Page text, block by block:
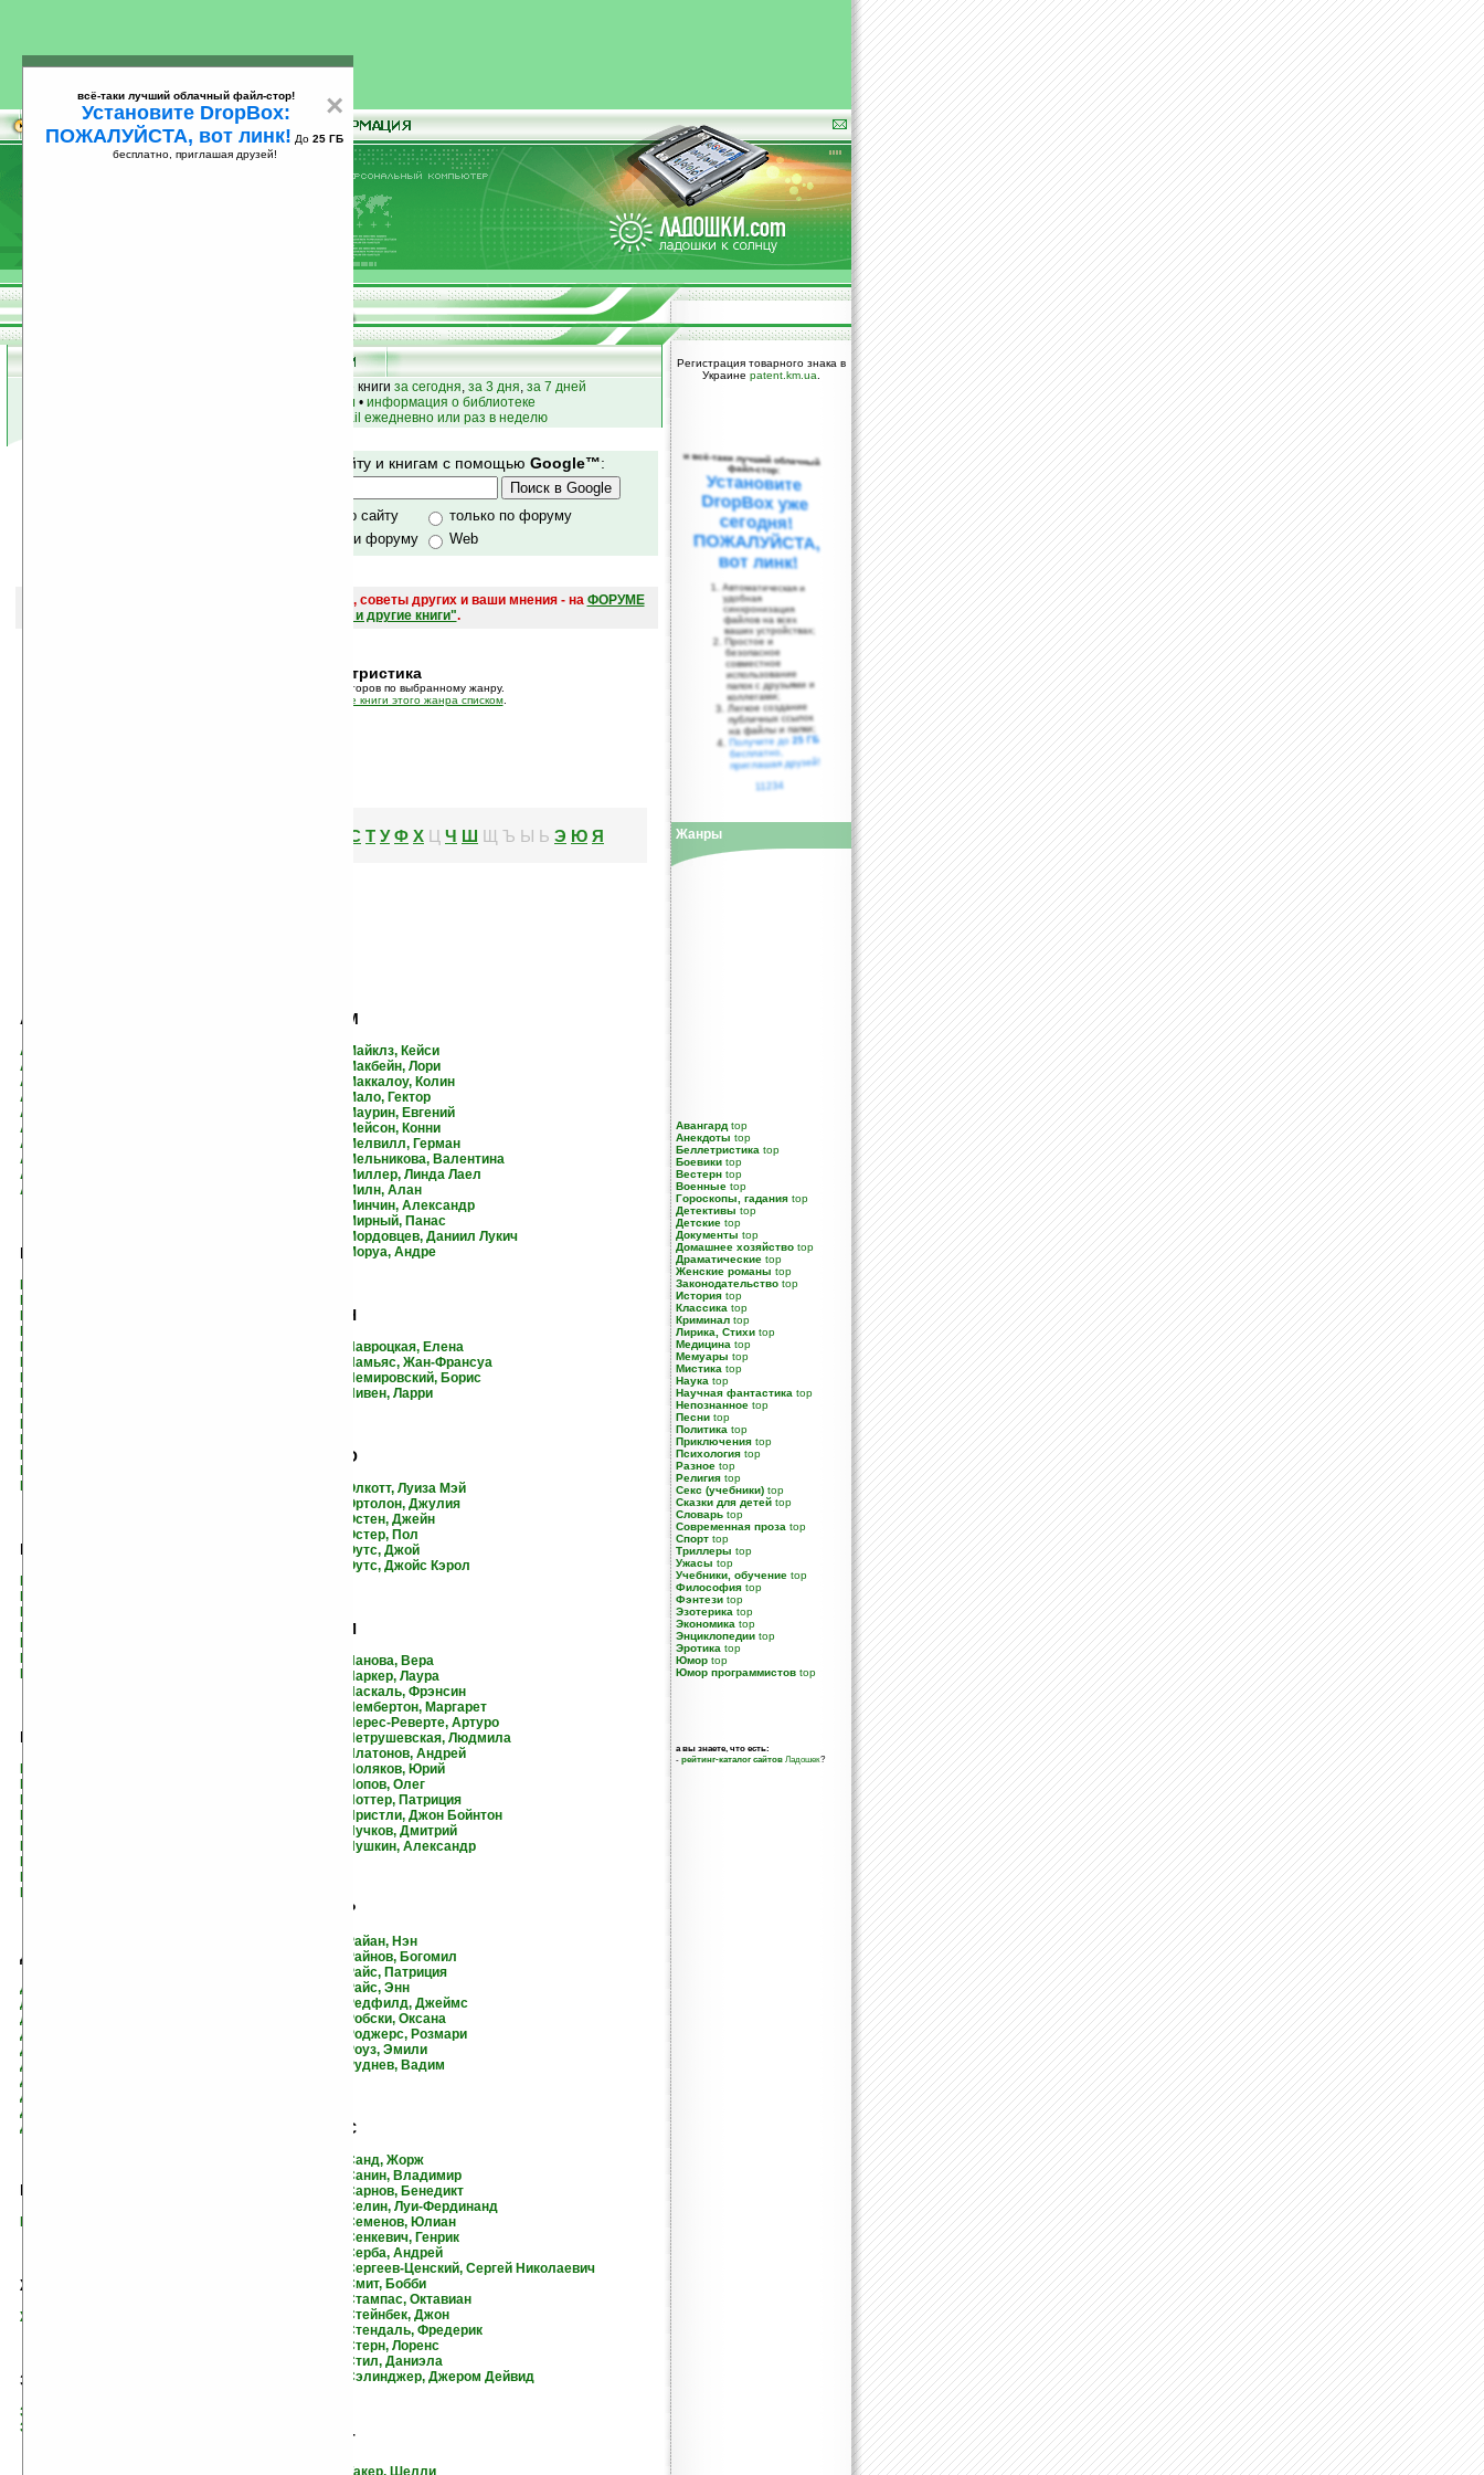
25
• новые книги за сегодня, за 3 дня, за 7 дней
книги по авторам • информация о библиотеке
на email ежедневно или раз в неделю
Поиск по сайту и книгам с помощью Google™:
только по сайту
только по форуму
по сайту и форуму
Web
и обсуждение книг, новых, старых, лучших, советы других и ваши мнения - на ФОРУМЕ
САЙТА "Книги, книги, и другие книги".
Беллетристика
В этом режиме показан список авторов по выбранному жанру.
все книги этого жанра списком.
СТУФХ Ц Ч Ш Щ Ъ Ы Ь Э ЮЯ
А
Абрамов, Федор
Аджи, Мурад
Адэр, Гилберт
Акройд, Питер
Акутагава, Рюноскэ
Алдан-Семенов, Андрей
Аленник, Энна
Амаду, Жоржи
Арсеньева, Елена
Арцыбашев, Михаил
Б
В
Г
Д
Даль, Роальд
де Бальзак, Оноре
де Лакло, Шодерло
Джеймс, Элоиза
Джоансен, Айрис
Джойс, Бренда
Донцова, Дарья
Дос Пассос, Джон
Дрюон, Морис
Дюма-отец, Александр
Е
Ж
Жак, Кристиан
З
Задорнов, Николай Павлович
Знаменская, Алина
М
Майклз, Кейси
Макбейн, Лори
Маккалоу, Колин
Мало, Гектор
Маурин, Евгений
Мейсон, Конни
Мелвилл, Герман
Мельникова, Валентина
Миллер, Линда Лаел
Милн, Алан
Минчин, Александр
Мирный, Панас
Мордовцев, Даниил Лукич
Моруа, Андре
Н
Навроцкая, Елена
Намьяс, Жан-Франсуа
Немировский, Борис
Нивен, Ларри
О
Олкотт, Луиза Мэй
Ортолон, Джулия
Остен, Джейн
Остер, Пол
Оутс, Джой
Оутс, Джойс Кэрол
П
Панова, Вера
Паркер, Лаура
Паскаль, Фрэнсин
Пембертон, Маргарет
Перес-Реверте, Артуро
Петрушевская, Людмила
Платонов, Андрей
Поляков, Юрий
Попов, Олег
Поттер, Патриция
Пристли, Джон Бойнтон
Пучков, Дмитрий
Пушкин, Александр
Р
Райан, Нэн
Райнов, Богомил
Райс, Патриция
Райс, Энн
Редфилд, Джеймс
Робски, Оксана
Роджерс, Розмари
Роуз, Эмили
Руднев, Вадим
С
Санд, Жорж
Санин, Владимир
Сарнов, Бенедикт
Селин, Луи-Фердинанд
Семенов, Юлиан
Сенкевич, Генрик
Серба, Андрей
Сергеев-Ценский, Сергей Николаевич
Смит, Бобби
Стампас, Октавиан
Стейнбек, Джон
Стендаль, Фредерик
Стерн, Лоренс
Стил, Даниэла
Сэлинджер, Джером Дейвид
Т
Такер, Шелли
Регистрация товарного знака в
Украине patent.km.ua
×
всё-таки лучший облачный файл-стор!
Установите DropBox:
ПОЖАЛУЙСТА, вот линк! До 25 ГБ
бесплатно, приглашая друзей!
и всё-таки лучший облачный
файл-стор:
Установите
DropBox уже
сегодня!
ПОЖАЛУЙСТА,
вот линк!
Автоматическая и
удобная
синхронизация
файлов на всех
ваших устройствах;
Простое и
безопасное
совместное
использование
папок с друзьями и
коллегами;
Легкое создание
публичных ссылок
на файлы и папки;
Получите до25 ГБ
бесплатно,
приглашая друзей!
11234
Жанры
Авангард top
Анекдоты top
Беллетристика top
Боевики top
Вестерн top
Военные top
Гороскопы, гадания top
Детективы top
Детские top
Документы top
Домашнее хозяйство top
Драматические top
Женские романы top
Законодательство top
История top
Классика top
Криминал top
Лирика, Стихи top
Медицина top
Мемуары top
Мистика top
Наука top
Научная фантастика top
Непознанное top
Песни top
Политика top
Приключения top
Психология top
Разное top
Религия top
Секс (учебники) top
Сказки для детей top
Словарь top
Современная проза top
Спорт top
Триллеры top
Ужасы top
Учебники, обучение top
Философия top
Фэнтези top
Эзотерика top
Экономика top
Энциклопедии top
Эротика top
Юмор top
Юмор программистов top
а вы знаете, что есть:
- рейтинг-каталог сайтов Ладошек?